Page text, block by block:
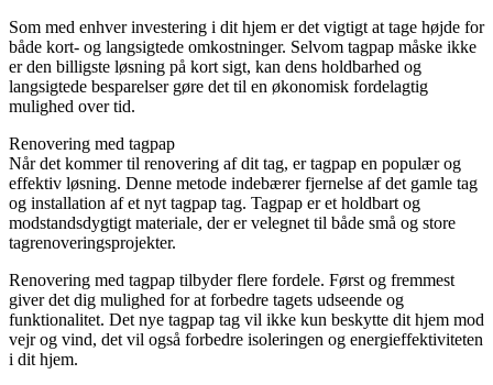
Som med enhver investering i dit hjem er det vigtigt at tage højde for
både kort- og langsigtede omkostninger. Selvom tagpap måske ikke
er den billigste løsning på kort sigt, kan dens holdbarhed og
langsigtede besparelser gøre det til en økonomisk fordelagtig
mulighed over tid.
Renovering med tagpap
Når det kommer til renovering af dit tag, er tagpap en populær og
effektiv løsning. Denne metode indebærer fjernelse af det gamle tag
og installation af et nyt tagpap tag. Tagpap er et holdbart og
modstandsdygtigt materiale, der er velegnet til både små og store
tagrenoveringsprojekter.
Renovering med tagpap tilbyder flere fordele. Først og fremmest
giver det dig mulighed for at forbedre tagets udseende og
funktionalitet. Det nye tagpap tag vil ikke kun beskytte dit hjem mod
vejr og vind, det vil også forbedre isoleringen og energieffektiviteten
i dit hjem.